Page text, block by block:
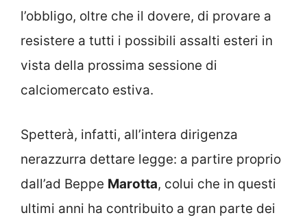
l’obbligo, oltre che il dovere, di provare a
resistere a tutti i possibili assalti esteri in
vista della prossima sessione di
calciomercato estiva.
Spetterà, infatti, all’intera dirigenza
nerazzurra dettare legge: a partire proprio
dall’ad Beppe Marotta, colui che in questi
ultimi anni ha contribuito a gran parte dei